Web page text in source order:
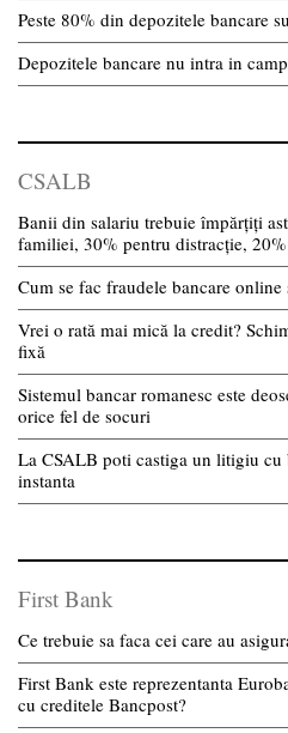
Peste 80% din depozitele bancare
Depozitele bancare nu intra in
CSALB
Banii din salariu trebuie împărțiți
familiei, 30% pentru distracție,
Cum se fac fraudele bancare
Vrei o rată mai mică la credit?
fixă
Sistemul bancar romanesc este
orice fel de socuri
La CSALB poti castiga un litigiu cu
instanta
First Bank
Ce trebuie sa faca cei care au
First Bank este reprezentanta
cu creditele Bancpost?